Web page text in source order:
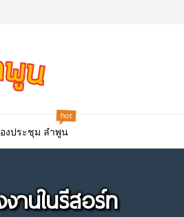
งประชุม ลำพูน
hot
านในรีสอร์ท